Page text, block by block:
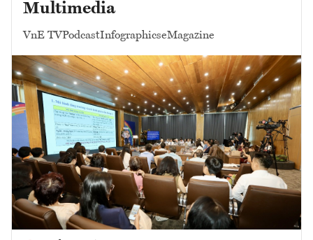
Multimedia
VnE TVPodcastInfographicseMagazine